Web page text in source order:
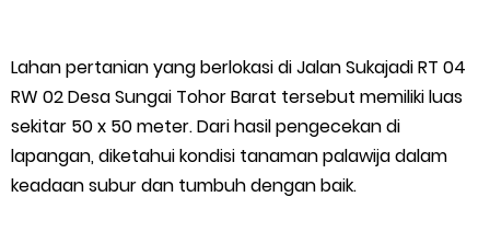
44 Tim Berlaga di Banglas Barat Cup II, Pemkab Meranti
Dorong Lahirnya Atlet Berprestasi
HUT IBI Ke-75, Bupati Asmar: Bidan Garda Terdepan Wujudkan
Lahan pertanian yang berlokasi di Jalan Sukajadi RT 04
RW 02 Desa Sungai Tohor Barat tersebut memiliki luas
sekitar 50 x 50 meter. Dari hasil pengecekan di
lapangan, diketahui kondisi tanaman palawija dalam
keadaan subur dan tumbuh dengan baik.